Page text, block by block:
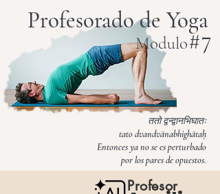
Profesorado de Yoga
# 7
Modulo
ततो द्वन्द्वानभिघातः
tato dvandvānabhighātaḥ
Entonces ya no se es perturbado
por los pares de opuestos.
Profesor